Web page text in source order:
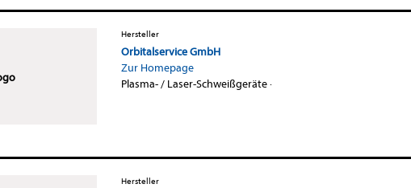
Hersteller
Orbitalservice GmbH
Zur Homepage
Plasma- / Laser-Schweißgeräte·
Hersteller